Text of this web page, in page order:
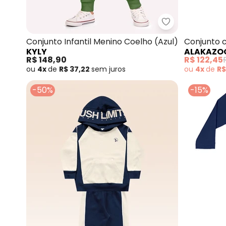
Kyly -
Conjunto Infantil Menino Coelho (Azul)
KYLY
R$ 148,90
ou 4xde R$ 37,22 sem juros
Conjunto
Moletom
R$ 122,45
ou 4xde
-50% -15%